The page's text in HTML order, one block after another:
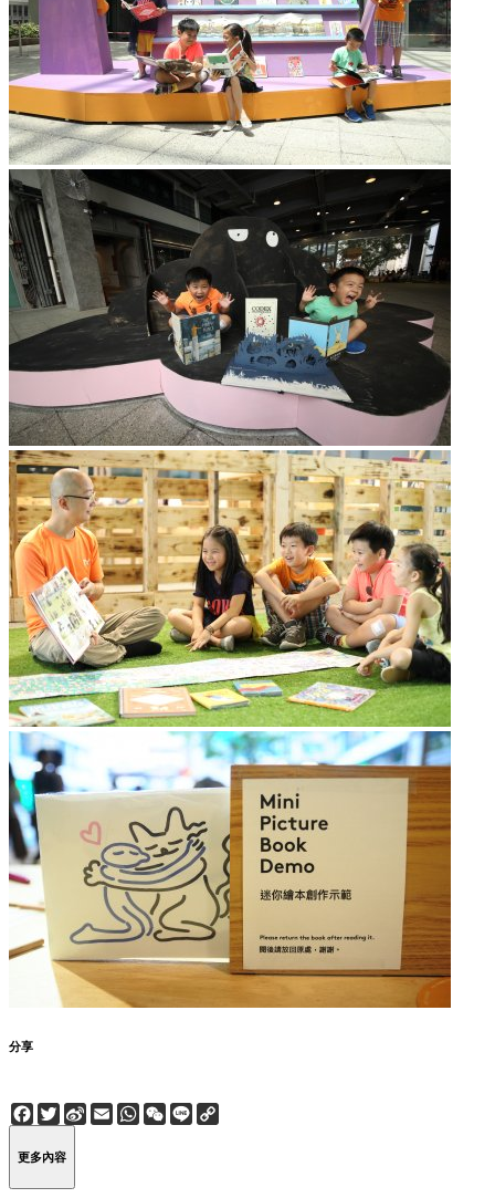
分享
Facebook
Twitter
Sina
Weibo
EmailWhatsApp
WeChat
Line
更多內容